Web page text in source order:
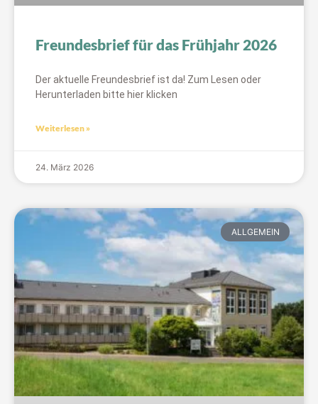
Freundesbrief für das Frühjahr 2026
Der aktuelle Freundesbrief ist da! Zum Lesen oder
Herunterladen bitte hier klicken
Weiterlesen »
24. März 2026
ALLGEMEIN